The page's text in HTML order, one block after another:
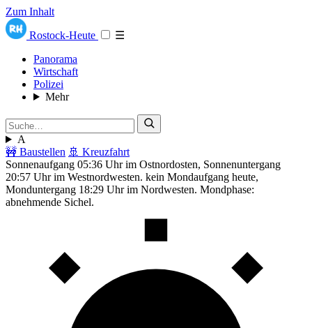
Zum Inhalt
Rostock-Heute
☰
Panorama
Wirtschaft
Polizei
Mehr
A
🚧 Baustellen 🚢 Kreuzfahrt
Sonnenaufgang 05:36 Uhr im Ostnordosten, Sonnenuntergang
20:57 Uhr im Westnordwesten. kein Mondaufgang heute,
Monduntergang 18:29 Uhr im Nordwesten. Mondphase:
abnehmende Sichel.